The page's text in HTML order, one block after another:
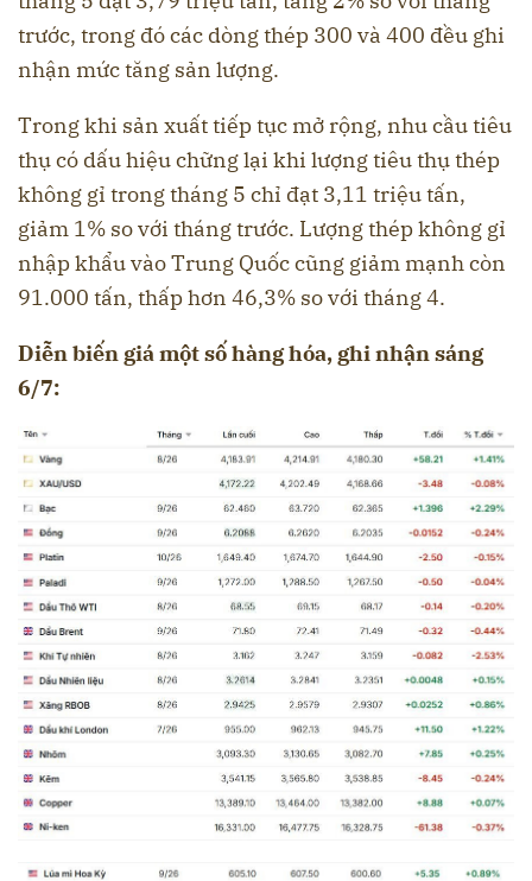
trước, trong đó các dòng thép 300 và 400 đều ghi
nhận mức tăng sản lượng.
Trong khi sản xuất tiếp tục mở rộng, nhu cầu tiêu
thụ có dấu hiệu chững lại khi lượng tiêu thụ thép
không gỉ trong tháng 5 chỉ đạt 3,11 triệu tấn,
giảm 1% so với tháng trước. Lượng thép không gỉ
nhập khẩu vào Trung Quốc cũng giảm mạnh còn
91.000 tấn, thấp hơn 46,3% so với tháng 4.
Diễn biến giá một số hàng hóa, ghi nhận sáng
6/7: